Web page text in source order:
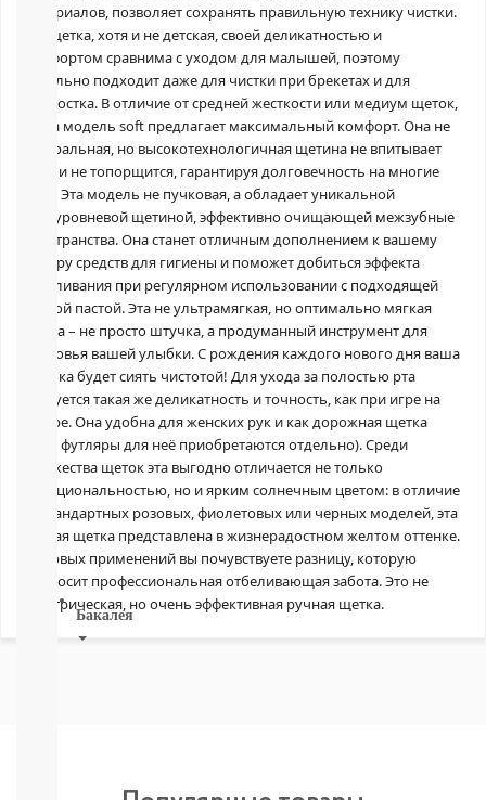
Молочная
продукция
Каши
безмолочные
Каши
молочные
Смеси
СМЕСИ
ПОД
ЗАКАЗ
Коктейли,
Жидкие
Каши,
Молоко
Печенье,
пастила,
батончики,
снэки
компот,
чай
Вода
СМОТРЕТЬ
ВСЕ
Бакалея
НАГГЕТСЫ
материалов, позволяет сохранять правильную технику чистки.
Эта щетка, хотя и не детская, своей деликатностью и
комфортом сравнима с уходом для малышей, поэтому
идеально подходит даже для чистки при брекетах и для
подростка. В отличие от средней жесткости или медиум щеток,
наша модель soft предлагает максимальный комфорт. Она не
натуральная, но высокотехнологичная щетина не впитывает
воду и не топорщится, гарантируя долговечность на многие
года. Эта модель не пучковая, а обладает уникальной
двухуровневой щетиной, эффективно очищающей межзубные
пространства. Она станет отличным дополнением к вашему
набору средств для гигиены и поможет добиться эффекта
отбеливания при регулярном использовании с подходящей
зубной пастой. Эта не ультрамягкая, но оптимально мягкая
щетка – не просто штучка, а продуманный инструмент для
здоровья вашей улыбки. С рождения каждого нового дня ваша
улыбка будет сиять чистотой! Для ухода за полостью рта
требуется такая же деликатность и точность, как при игре на
гитаре. Она удобна для женских рук и как дорожная щетка
(хотя футляры для неё приобретаются отдельно). Среди
множества щеток эта выгодно отличается не только
функциональностью, но и ярким солнечным цветом: в отличие
от стандартных розовых, фиолетовых или черных моделей, эта
зубная щетка представлена в жизнерадостном желтом оттенке.
С первых применений вы почувствуете разницу, которую
приносит профессиональная отбеливающая забота. Это не
электрическая, но очень эффективная ручная щетка.